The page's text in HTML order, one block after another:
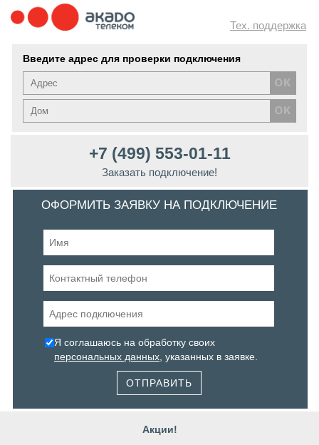
Тех. поддержка
Введите адрес для проверки подключения
+7 (499) 553-01-11
Заказать подключение!
ОФОРМИТЬ ЗАЯВКУ НА ПОДКЛЮЧЕНИЕ
Я соглашаюсь на обработку своих
персональных данных , указанных в заявке.
ОТПРАВИТЬ
Акции!